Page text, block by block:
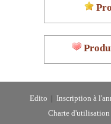
Edito Inscription à
Charte d'utilisation